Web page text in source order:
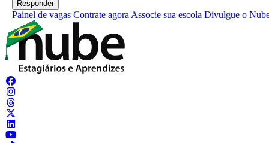
Painel de vagas Contrate agora Associe sua escola Divulgue o